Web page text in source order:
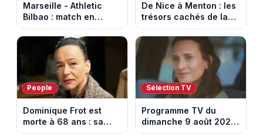
Marseille - Athletic
Bilbao : match en
direct sur Ligue 1+ à
17h30 (amical du 9
août 2026)
De Nice à Menton : les
trésors cachés de la
French Riviera dévoilés
dans les 100 lieux qu'il
faut voir
People
Dominique Frot est
morte à 68 ans : sa
sœur Catherine Frot
Sélection TV
Programme TV du
dimanche 9 août 2026
: notre sélection pour